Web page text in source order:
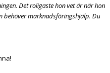
Det roligaste hon vet är när hon
marknadsföringshjälp. Du